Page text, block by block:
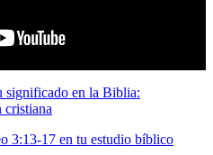
significado en la Biblia:
cristiana
3:13-17 en tu estudio bíblico